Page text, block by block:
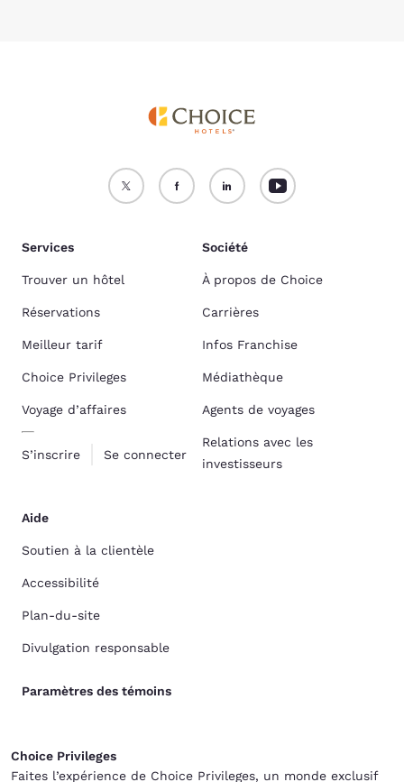
Services
Trouver un hôtel
Réservations
Meilleur tarif
Choice Privileges
Voyage d’affaires
S’inscrire Se connecter
Société
À propos de Choice
Carrières
Infos Franchise
Médiathèque
Agents de voyages
Relations avec les
investisseurs
Aide
Soutien à la clientèle
Accessibilité
Plan-du-site
Divulgation responsable
Paramètres des témoins
Choice Privileges
Faites l’expérience de Choice Privileges, un monde exclusif